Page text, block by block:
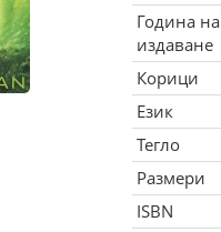
Година на
издаване
Корици
Език
Тегло
Размери
ISBN